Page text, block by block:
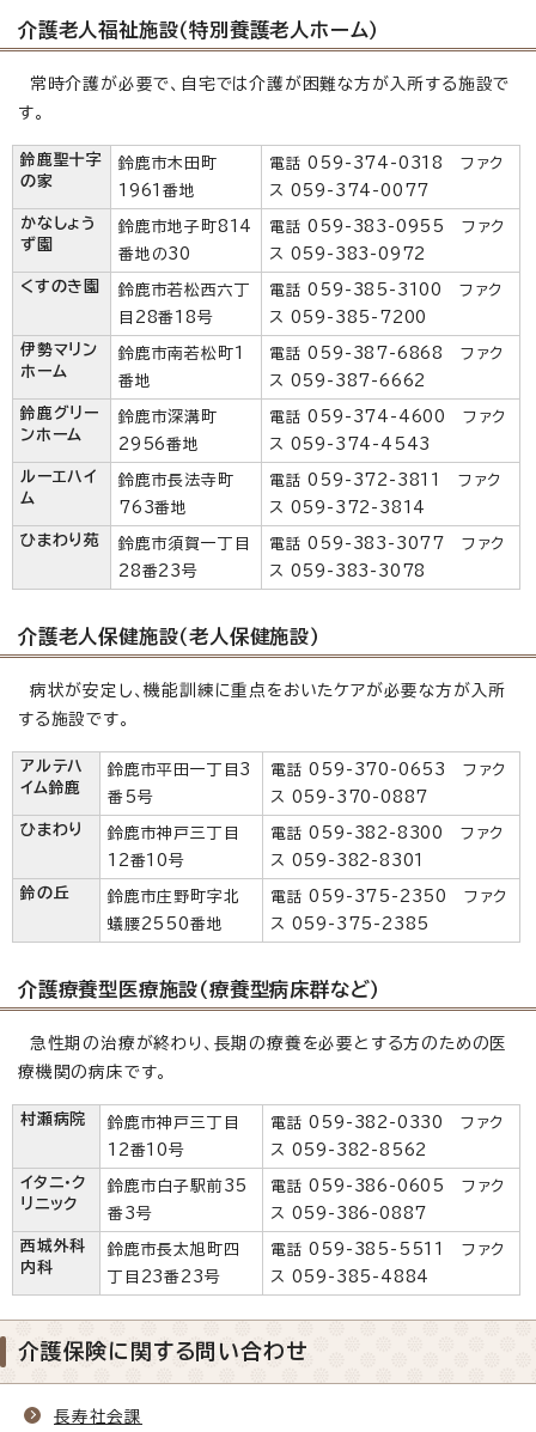
介護老人福祉施設（特別養護老人ホーム）
常時介護が必要で、自宅では介護が困難な方が入所する施設で
す。
鈴鹿聖十字
の家
鈴鹿市木田町
1961番地
電話 059-374-0318 ファク
ス 059-374-0077
かなしょう
ず園
鈴鹿市地子町814
番地の30
電話 059-383-0955 ファク
ス 059-383-0972
くすのき園
鈴鹿市若松西六丁
目28番18号
電話 059-385-3100 ファク
ス 059-385-7200
伊勢マリン
ホーム
鈴鹿市南若松町1
番地
電話 059-387-6868 ファク
ス 059-387-6662
鈴鹿グリー
ンホーム
鈴鹿市深溝町
2956番地
電話 059-374-4600 ファク
ス 059-374-4543
ルーエハイ
ム
鈴鹿市長法寺町
763番地
電話 059-372-3811 ファク
ス 059-372-3814
ひまわり苑
鈴鹿市須賀一丁目
28番23号
電話 059-383-3077 ファク
ス 059-383-3078
介護老人保健施設（老人保健施設）
病状が安定し、機能訓練に重点をおいたケアが必要な方が入所
する施設です。
アルテハ
イム鈴鹿
鈴鹿市平田一丁目3
番5号
電話 059-370-0653 ファク
ス 059-370-0887
ひまわり
鈴鹿市神戸三丁目
12番10号
電話 059-382-8300 ファク
ス 059-382-8301
鈴の丘
鈴鹿市庄野町字北
蟻腰2550番地
電話 059-375-2350 ファク
ス 059-375-2385
介護療養型医療施設（療養型病床群など）
急性期の治療が終わり、長期の療養を必要とする方のための医
療機関の病床です。
村瀬病院
鈴鹿市神戸三丁目
12番10号
電話 059-382-0330 ファク
ス 059-382-8562
イタニ・ク
リニック
鈴鹿市白子駅前35
番3号
電話 059-386-0605 ファク
ス 059-386-0887
西城外科
内科
鈴鹿市長太旭町四
丁目23番23号
電話 059-385-5511 ファク
ス 059-385-4884
介護保険に関する問い合わせ
長寿社会課